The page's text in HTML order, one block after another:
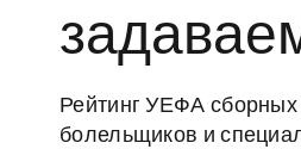
Рейтинг УЕФА сборных
болельщиков и